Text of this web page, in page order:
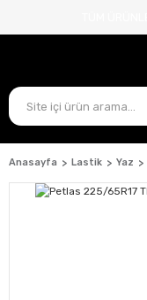
Anasayfa Lastik Yaz